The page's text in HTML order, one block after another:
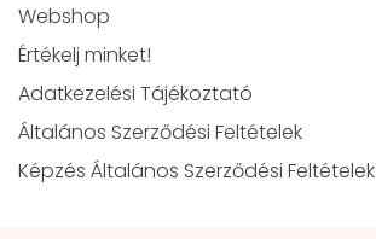
Webshop
Értékelj minket!
Adatkezelési Tájékoztató
Általános Szerződési Feltételek
Képzés Általános Szerződési Feltételek